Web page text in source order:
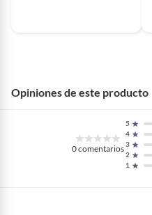
Opiniones de este producto
0comentarios
1
2
3
4
5